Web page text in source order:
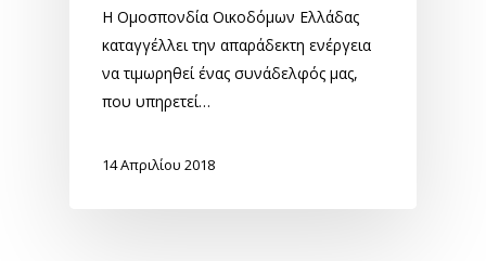
Η Ομοσπονδία Οικοδόμων Ελλάδας
καταγγέλλει την απαράδεκτη ενέργεια
να τιμωρηθεί ένας συνάδελφός μας,
που υπηρετεί…
14 Απριλίου 2018